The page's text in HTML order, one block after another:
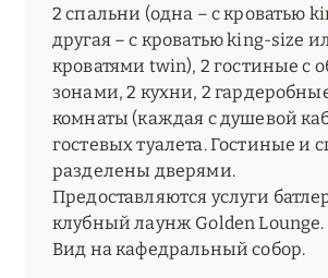
2 спальни (одна – с кроватью
другая – с кроватью king-size
кроватями twin), 2 гостиные с
зонами, 2 кухни, 2
комнаты (каждая с душевой
гостевых туалета. Гостиные и
разделены дверями.
Предоставляются услуги
клубный лаунж Golden Lounge.
Вид на кафедральный собор.